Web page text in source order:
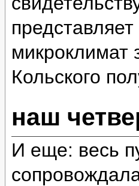
микроклимат
Кольского
наш
И еще: весь